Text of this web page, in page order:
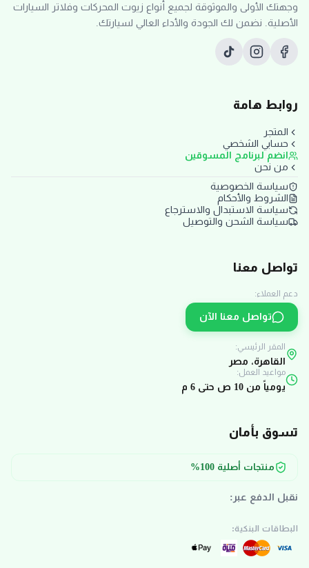
وجهتك الأولى والموثوقة لجميع أنواع زيوت المحركات وفلاتر السيارات
الأصلية. نضمن لك الجودة والأداء العالي لسيارتك.
روابط هامة
المتجر
حسابي الشخصي
انضم لبرنامج المسوقين
من نحن
سياسة الخصوصية
الشروط والأحكام
سياسة الاستبدال والاسترجاع
سياسة الشحن والتوصيل
تواصل معنا
دعم العملاء:
تواصل معنا الآن
المقر الرئيسي:
القاهرة، مصر
مواعيد العمل:
يومياً من 10 ص حتى 6 م
تسوق بأمان
منتجات أصلية 100%
نقبل الدفع عبر:
البطاقات البنكية: